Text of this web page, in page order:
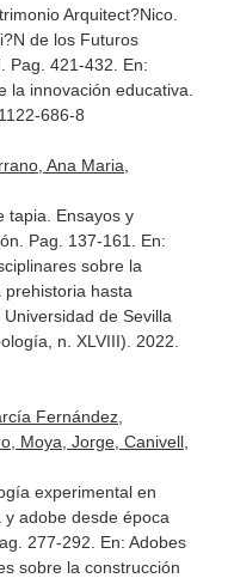
Arquitect?Nico.
de los Futuros
Pag. 421-432. En:
la innovación educativa
686-8
Ana Maria,
tapia. Ensayos y
Pag. 137-161. En:
sobre la
hasta
de Sevilla
n. XLVIII). 2022.
Fernández,
Moya, Jorge, Canivell,
experimental en
adobe desde época
277-292. En: Adobes
sobre la construcción